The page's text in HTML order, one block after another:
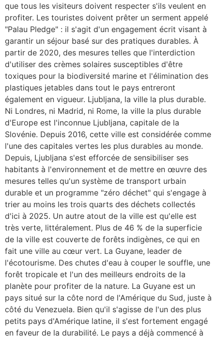
que tous les visiteurs doivent respecter s'ils veulent en
profiter. Les touristes doivent prêter un serment appelé
"Palau Pledge" : il s'agit d'un engagement écrit visant à
garantir un séjour basé sur des pratiques durables. À
partir de 2020, des mesures telles que l'interdiction
d'utiliser des crèmes solaires susceptibles d'être
toxiques pour la biodiversité marine et l'élimination des
plastiques jetables dans tout le pays entreront
également en vigueur. Ljubljana, la ville la plus durable.
Ni Londres, ni Madrid, ni Rome, la ville la plus durable
d'Europe est l'inconnue Ljubljana, capitale de la
Slovénie. Depuis 2016, cette ville est considérée comme
l'une des capitales vertes les plus durables au monde.
Depuis, Ljubljana s'est efforcée de sensibiliser ses
habitants à l'environnement et de mettre en œuvre des
mesures telles qu'un système de transport urbain
durable et un programme "zéro déchet" qui s'engage à
trier au moins les trois quarts des déchets collectés
d'ici à 2025. Un autre atout de la ville est qu'elle est
très verte, littéralement. Plus de 46 % de la superficie
de la ville est couverte de forêts indigènes, ce qui en
fait une ville au cœur vert. La Guyane, leader de
l'écotourisme. Des chutes d'eau à couper le souffle, une
forêt tropicale et l'un des meilleurs endroits de la
planète pour profiter de la nature. La Guyane est un
pays situé sur la côte nord de l'Amérique du Sud, juste à
côté du Venezuela. Bien qu'il s'agisse de l'un des plus
petits pays d'Amérique latine, il s'est fortement engagé
en faveur de la durabilité. Le pays a déjà commencé à